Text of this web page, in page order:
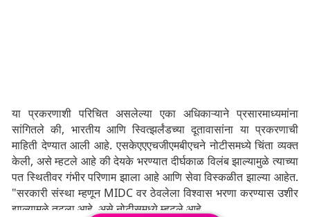
या प्रकरणाशी परिचित असलेल्या एका अधिकाऱ्याने प्रसारमाध्यमांना
सांगितले की, भारतीय आणि स्वित्झर्लंडच्या दूतावासांना या प्रकरणाची
माहिती देण्यात आली आहे. एसकेएएएचजीएमबीएचने नोटीसमध्ये चिंता व्यक्त
केली, असे म्हटले आहे की देयके भरण्यात दीर्घकाळ विलंब झाल्यामुळे त्याच्या
पत स्थितीवर गंभीर परिणाम झाला आहे आणि सेवा विस्कळीत झाल्या आहेत.
"सरकारी संस्था म्हणून MIDC वर ठेवलेला विश्वास भरणा करण्यास उशीर
झाल्यामुळे तुटला आहे, असे नोटीसमध्ये म्हटले आहे.